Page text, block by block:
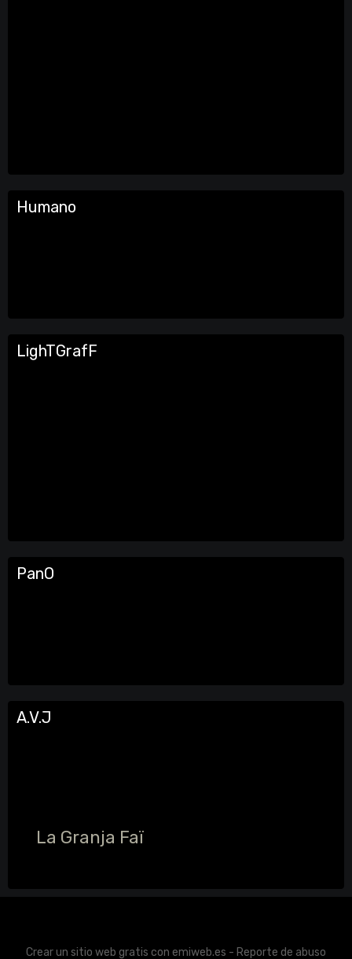
Humano
LighTGrafF
PanO
A.V.J
La Granja Faï
Crear un sitio web gratis con emiweb.es - Reporte de abuso